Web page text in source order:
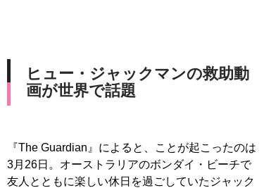
ヒュー・ジャックマンの救助動
画が世界で話題
『The Guardian』によると、ことが起こったのは
3月26日。オーストラリアのボンダイ・ビーチで
友人とともに楽しい休日を過ごしていたジャック